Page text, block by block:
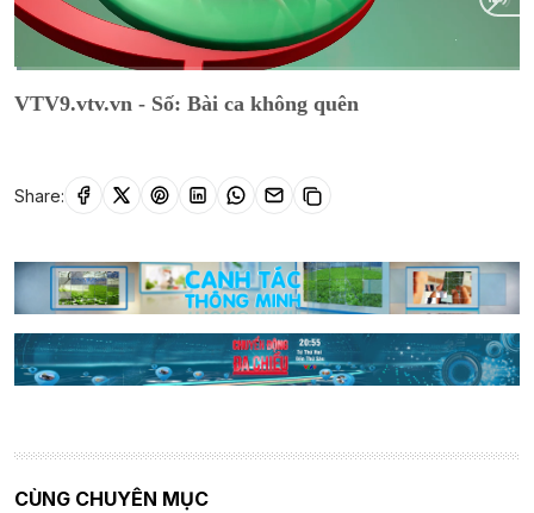
VTV9.vtv.vn - Số: Bài ca không quên
Share:
CÙNG CHUYÊN MỤC